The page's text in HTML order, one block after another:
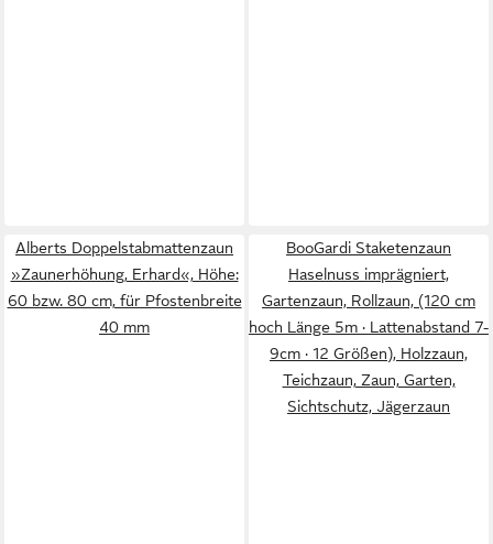
Alberts Doppelstabmattenzaun
»Zaunerhöhung, Erhard«, Höhe:
60 bzw. 80 cm, für Pfostenbreite
40 mm
BooGardi Staketenzaun
Haselnuss imprägniert,
Gartenzaun, Rollzaun, (120 cm
hoch Länge 5m · Lattenabstand 7-
9cm · 12 Größen), Holzzaun,
Teichzaun, Zaun, Garten,
Sichtschutz, Jägerzaun